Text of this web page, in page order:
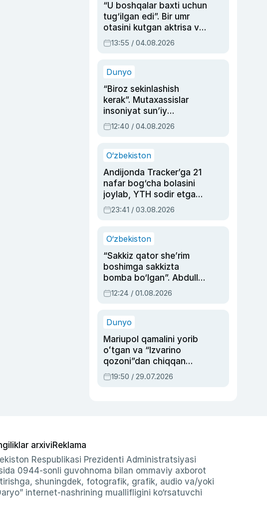
“U boshqalar baxti uchun
tug‘ilgan edi”. Bir umr
otasini kutgan aktrisa va
dublyaj ustasi Rimma
Ahmedovaning
13:55 / 04.08.2026
Dunyo
“Biroz sekinlashish
kerak”. Mutaxassislar
insoniyat sun’iy
intellektni boshqara
olmay qolishidan xavotir
12:40 / 04.08.2026
O‘zbekiston
Andijonda Tracker’ga 21
nafar bog‘cha bolasini
joylab, YTH sodir etgan
ayolga sud hukmi o‘qildi
23:41 / 03.08.2026
O‘zbekiston
“Sakkiz qator she’rim
boshimga sakkizta
bomba bo‘lgan”. Abdulla
Oripovni siyosiy
ayblovlardan asrab
12:24 / 01.08.2026
Dunyo
Mariupol qamalini yorib
oʻtgan va “Izvarino
qozoni”dan chiqqan
qahramon — Ukraina
armiyasi bosh
19:50 / 29.07.2026
arxiviReklama
Respublikasi Prezidenti Administratsiyasi
0944-sonli guvohnoma bilan ommaviy axborot
shuningdek, fotografik, grafik, audio va/yoki
internet-nashrining muallifligini ko‘rsatuvchi